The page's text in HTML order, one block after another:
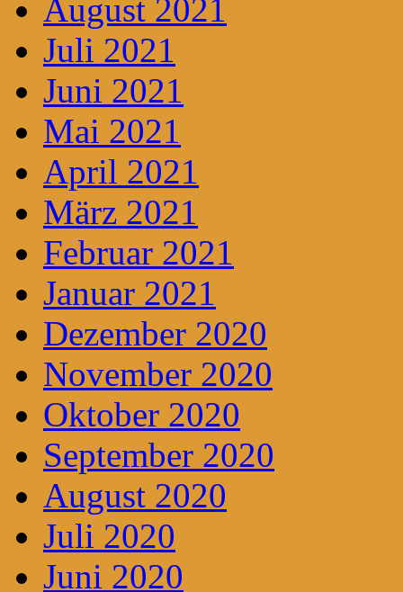
August 2021
Juli 2021
Juni 2021
Mai 2021
April 2021
März 2021
Februar 2021
Januar 2021
Dezember 2020
November 2020
Oktober 2020
September 2020
August 2020
Juli 2020
Juni 2020